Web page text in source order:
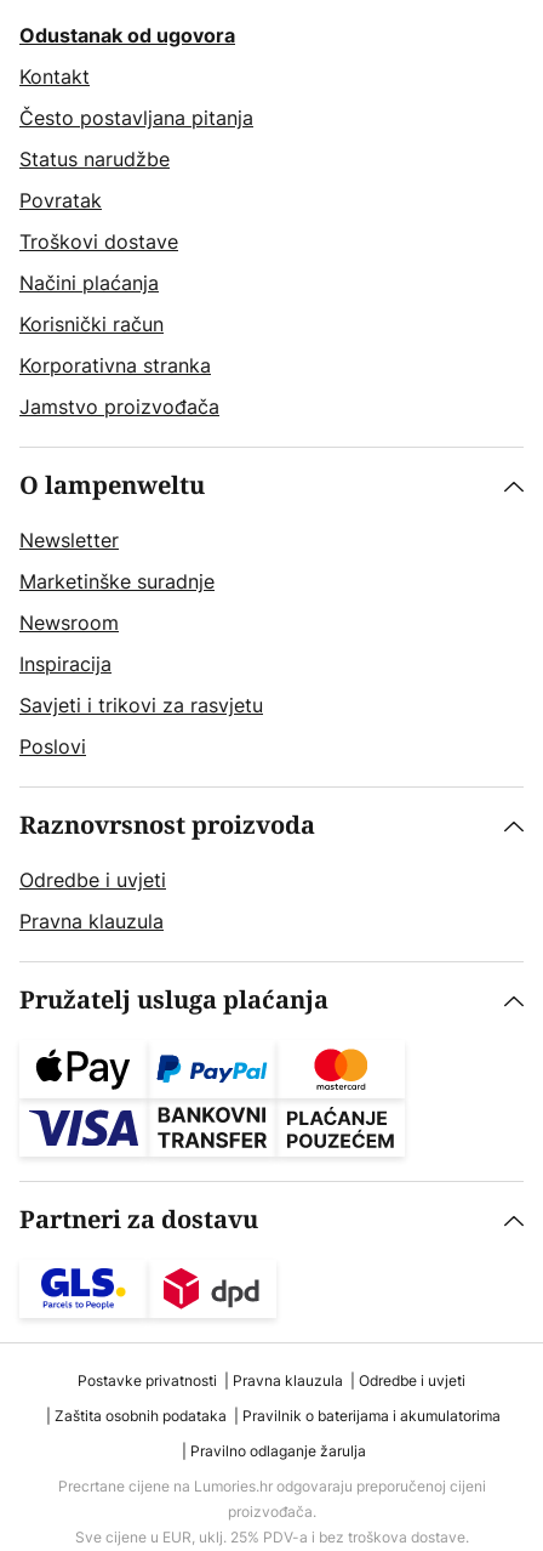
Odustanak od ugovora
Kontakt
Često postavljana pitanja
Status narudžbe
Povratak
Troškovi dostave
Načini plaćanja
Korisnički račun
Korporativna stranka
Jamstvo proizvođača
O lampenweltu
Newsletter
Marketinške suradnje
Newsroom
Inspiracija
Savjeti i trikovi za rasvjetu
Poslovi
Raznovrsnost proizvoda
Odredbe i uvjeti
Pravna klauzula
Pružatelj usluga plaćanja
Partneri za dostavu
Postavke privatnosti Pravna klauzula
Odredbe i uvjeti
Zaštita osobnih podataka
Pravilnik o baterijama i akumulatorima
Pravilno odlaganje žarulja
Precrtane cijene na Lumories.hr odgovaraju preporučenoj cijeni
proizvođača.
Sve cijene u EUR, uklj. 25% PDV-a i bez troškova dostave.